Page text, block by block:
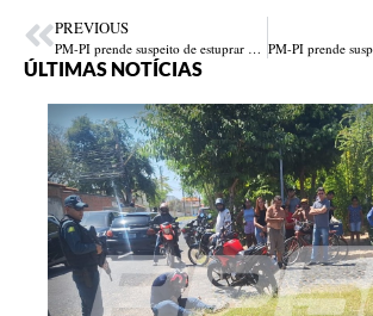
PREVIOUS
PM-PI prende suspeito de estuprar criança de 4 anos em restaurante popular de Parnaíba
ÚLTIMAS NOTÍCIAS